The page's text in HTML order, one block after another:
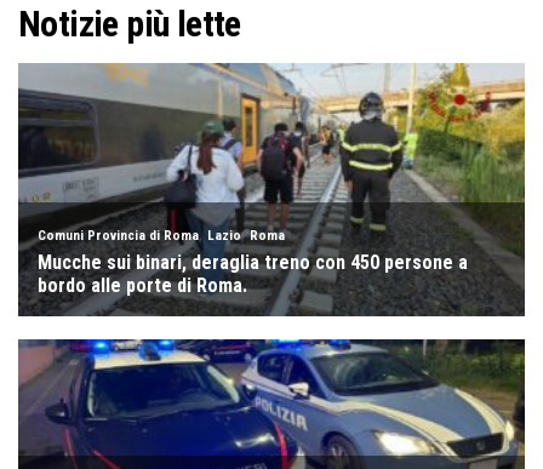
Notizie più lette